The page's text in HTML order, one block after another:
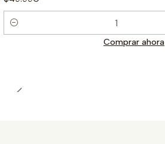
Cantidad
Comprar ahora